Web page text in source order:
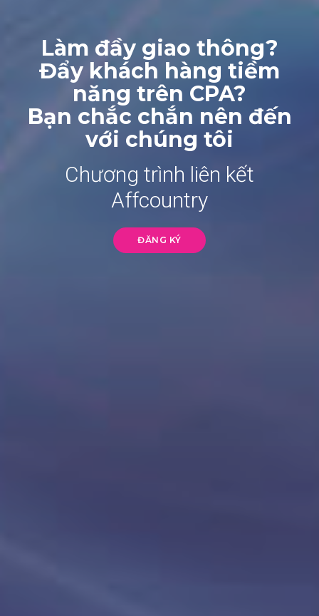
Làm đầy giao thông?
Đẩy khách hàng tiềm
năng trên CPA?
Bạn chắc chắn nên đến
với chúng tôi
Chương trình liên kết
Affcountry
ĐĂNG KÝ